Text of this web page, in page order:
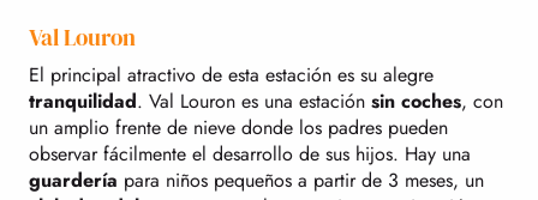
Val Louron
El principal atractivo de esta estación es su alegre
tranquilidad. Val Louron es una estación sin coches, con
un amplio frente de nieve donde los padres pueden
observar fácilmente el desarrollo de sus hijos. Hay una
guardería para niños pequeños a partir de 3 meses, un